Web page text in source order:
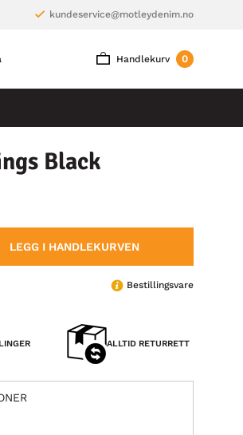
kundeservice@motleydenim.no
Handlekurv 0
Black
LEGG I HANDLEKURVEN
Bestillingsvare
ALLTID RETURRETT